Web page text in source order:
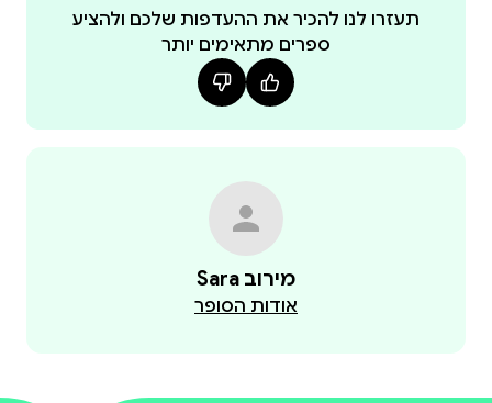
העתיק והמדע החדשני הזה לנגיש לכולם.
תעזרו לנו להכיר את ההעדפות שלכם ולהציע
ספרים מתאימים יותר
Sara מירוב
אודות הסופר